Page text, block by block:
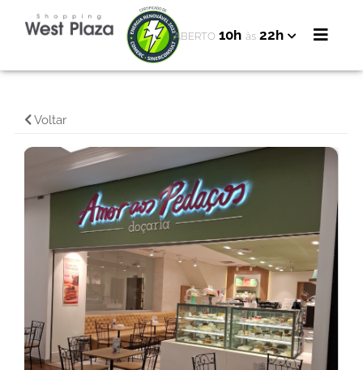
ABERTO 10h às 22h
Voltar